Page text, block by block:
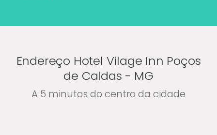
Endereço Hotel Vilage Inn Poços
de Caldas - MG
A 5 minutos do centro da cidade